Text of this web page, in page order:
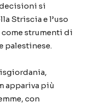
si
Striscia e l’uso
come strumenti di
palestinese.
appariva più
con